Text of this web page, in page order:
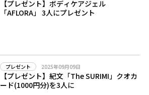
【プレゼント】ボディケアジェル
「AFLORA」 3人にプレゼント
プレゼント 2025年09月09日
【プレゼント】紀文「The SURIMI」クオカ
ード(1000円分)を3人に